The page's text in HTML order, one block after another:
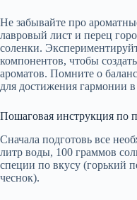
Не забывайте про
лавровый лист и перец
соленки.
компонентов, чтобы
ароматов. Помните о
для достижения гармонии в
Пошаговая инструкция по
Сначала подготовь все
литр воды, 100 граммов
специи по вкусу (горький
чеснок).